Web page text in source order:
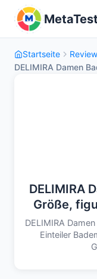
Startseite
DELIMIRA Damen
DELIMIRA
Größe,
DELIMIRA
Einteiler